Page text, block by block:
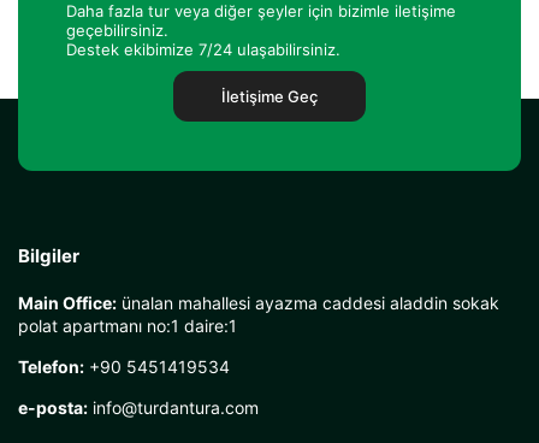
Daha fazla tur veya diğer şeyler için bizimle iletişime
geçebilirsiniz.
Destek ekibimize 7/24 ulaşabilirsiniz.
İletişime Geç
Bilgiler
Main Office: ünalan mahallesi ayazma caddesi aladdin sokak
polat apartmanı no:1 daire:1
Telefon: +90 5451419534
e-posta: info@turdantura.com